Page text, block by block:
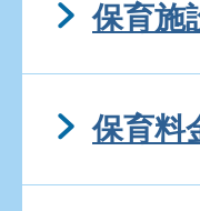
保育施
保育料